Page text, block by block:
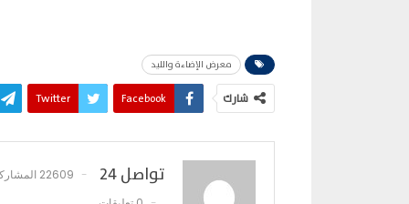
معرض الإضاءة والليد
شارك Facebook
Twitter
تواصل 24
22609 المشاركات